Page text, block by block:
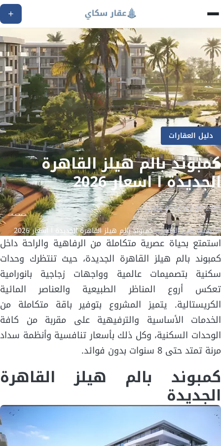
دليل العقارات
كمبوند بالم هيلز القاهرة
الجديدة ا اسعار 2026
2025-07-23 8 دقائق
الرئيسية/دليل العقارات/كمبوند بالم هيلز القاهرة الجديدة ا اسعار 2026
استمتع بحياة عصرية متكاملة من الرفاهية والراحة داخل
كمبوند بالم هيلز القاهرة الجديدة، حيث تنتظرك وحدات
سكنية بتصميمات عالمية وواجهات زجاجية بانورامية
تعكس أروع المناظر الطبيعية والعناصر المائية
الكريستالية. يتميز المشروع بتوفير باقة متكاملة من
الخدمات الأساسية والترفيهية على مقربة من كافة
الوحدات السكنية، وكل ذلك بأسعار تنافسية وأنظمة سداد
مرنة تمتد حتى 8 سنوات بدون فوائد.
كمبوند بالم هيلز القاهرة
الجديدة